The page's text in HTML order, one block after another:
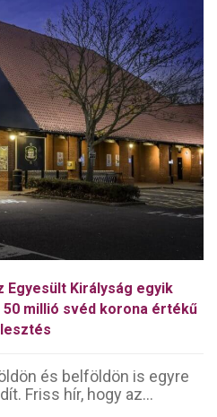
Királyság egyik
millió svéd korona értékű
és belföldön is egyre
Friss hír, hogy az...